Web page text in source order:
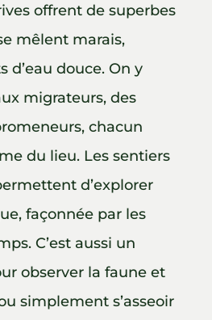
offrent de superbes
mêlent marais,
d’eau douce. On y
migrateurs, des
chacun
du lieu. Les sentiers
d’explorer
façonnée par les
C’est aussi un
observer la faune et
simplement s’asseoir